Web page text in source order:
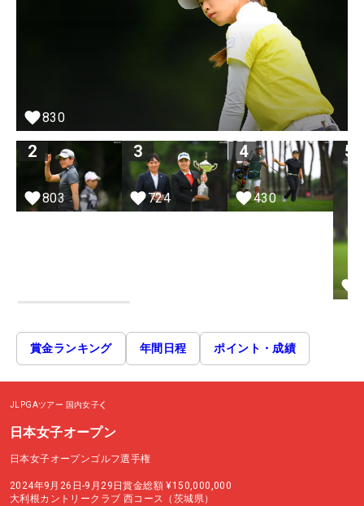
830
2
803
3
724
4
430
5
賞金ランキング 年間日程 ポイント・成績
JLPGAツアー 国内女子
日本女子オープン
日本女子オープンゴルフ選手権
2024年9月26日-9月29日賞金総額 ¥150,000,000
大利根カントリークラブ 西コース（茨城県）